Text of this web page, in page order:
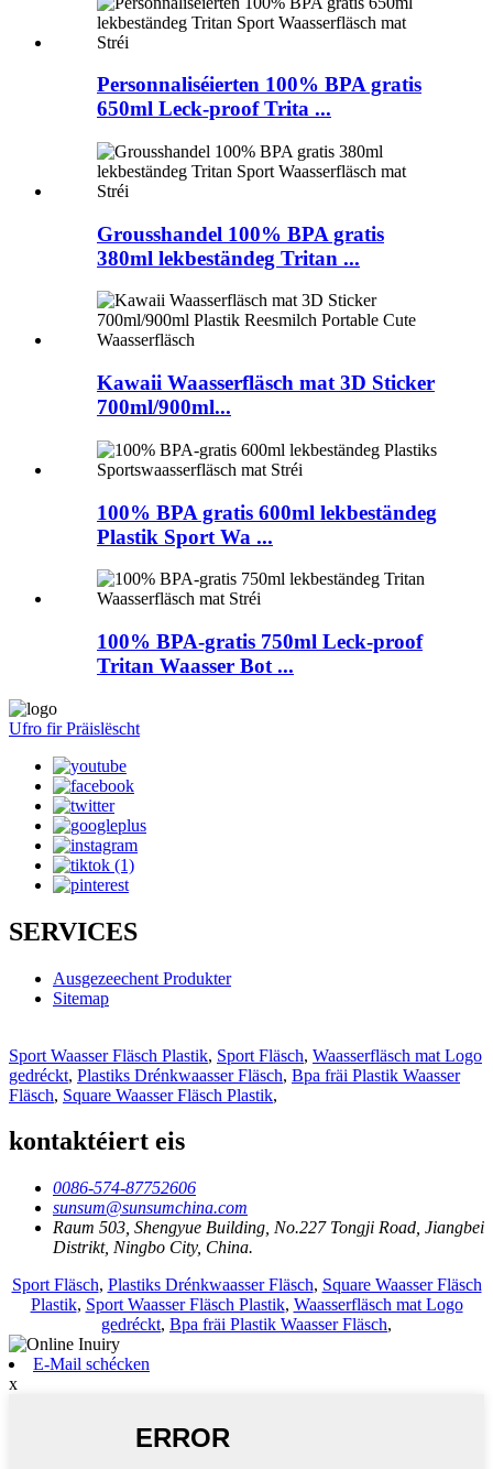
Personnaliséierten 100% BPA gratis
650ml Leck-proof Trita ...
Grousshandel 100% BPA gratis
380ml lekbeständeg Tritan ...
Kawaii Waasserfläsch mat 3D Sticker
700ml/900ml...
100% BPA gratis 600ml lekbeständeg
Plastik Sport Wa ...
100% BPA-gratis 750ml Leck-proof
Tritan Waasser Bot ...
Ufro fir Präislëscht
SERVICES
Ausgezeechent Produkter
Sitemap
Sport Waasser Fläsch Plastik, Sport Fläsch, Waasserfläsch mat Logo
gedréckt, Plastiks Drénkwaasser Fläsch, Bpa fräi Plastik Waasser
Fläsch, Square Waasser Fläsch Plastik,
kontaktéiert eis
0086-574-87752606
sunsum@sunsumchina.com
Raum 503, Shengyue Building, No.227 Tongji Road, Jiangbei
Distrikt, Ningbo City, China.
Sport Fläsch, Plastiks Drénkwaasser Fläsch, Square Waasser Fläsch
Plastik, Sport Waasser Fläsch Plastik, Waasserfläsch mat Logo
gedréckt, Bpa fräi Plastik Waasser Fläsch,
E-Mail schécken
x